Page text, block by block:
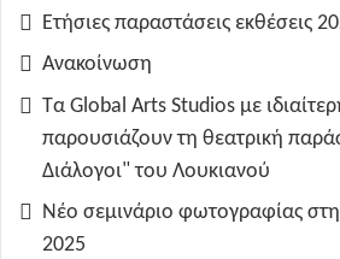
Ετήσιες παραστάσεις εκθέσεις
Ανακοίνωση
Τα Global Arts Studios με
παρουσιάζουν τη θεατρική
Διάλογοι" του Λουκιανού
Νέο σεμινάριο φωτογραφίας
2025